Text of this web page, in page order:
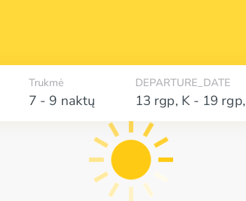
7 - 9 naktų
Trukmė DEPARTURE_DATE
13 rgp, K- 19 rgp,